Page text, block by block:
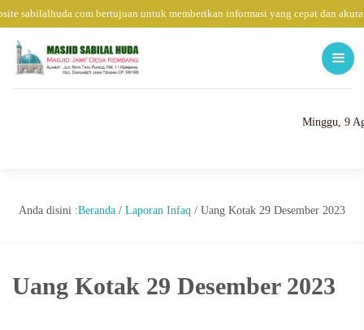
sabilalhuda.com bertujuan untuk memberikan informasi yang cepat dan
Minggu, 9
Anda disini :Beranda / Laporan Infaq / Uang Kotak 29 Desember 2023
Uang Kotak 29 Desember 2023